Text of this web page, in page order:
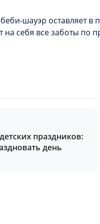
беби-шауэр оставляет
на себя все заботы
праздников:
день